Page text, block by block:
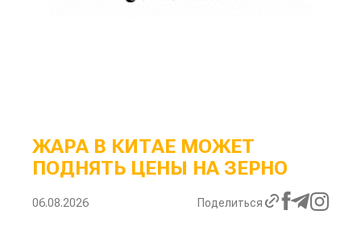
ЖАРА В КИТАЕ МОЖЕТ
ПОДНЯТЬ ЦЕНЫ НА ЗЕРНО
06.08.2026 Поделиться